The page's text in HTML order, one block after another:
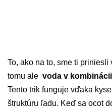
To, ako na to, sme ti priniesli
tomu ale voda v
Tento trik funguje vďaka
štruktúru ľadu. Keď sa ocot